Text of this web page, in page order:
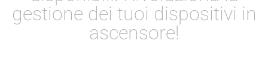
gestione dei tuoi dispositivi in
ascensore!